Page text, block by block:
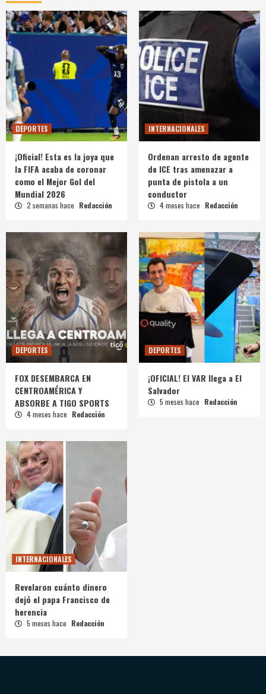
DEPORTES
¡Oficial! Esta es la joya que
la FIFA acaba de coronar
como el Mejor Gol del
Mundial 2026
2 semanas hace Redacción
INTERNACIONALES
Ordenan arresto de agente
de ICE tras amenazar a
punta de pistola a un
conductor
4 meses hace Redacción
DEPORTES
FOX DESEMBARCA EN
CENTROAMÉRICA Y
ABSORBE A TIGO SPORTS
4 meses hace Redacción
DEPORTES
¡OFICIAL! El VAR llega a El
Salvador
5 meses hace Redacción
INTERNACIONALES
Revelaron cuánto dinero
dejó el papa Francisco de
herencia
5 meses hace Redacción